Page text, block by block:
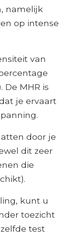
namelijk
op intense
van
De MHR is
je ervaart
door je
dit zeer
die
kunt u
toezicht
test